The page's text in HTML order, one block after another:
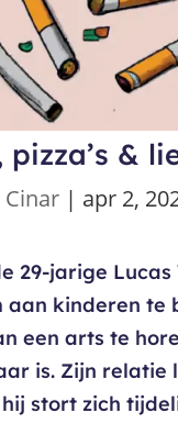
pizza’s &
| apr 2,
29-jarige Lucas
aan kinderen te
een arts te
is. Zijn relatie
stort zich